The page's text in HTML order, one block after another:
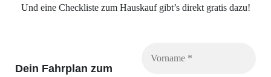
Und eine Checkliste zum Hauskauf gibt’s direkt gratis dazu!
Dein Fahrplan zum